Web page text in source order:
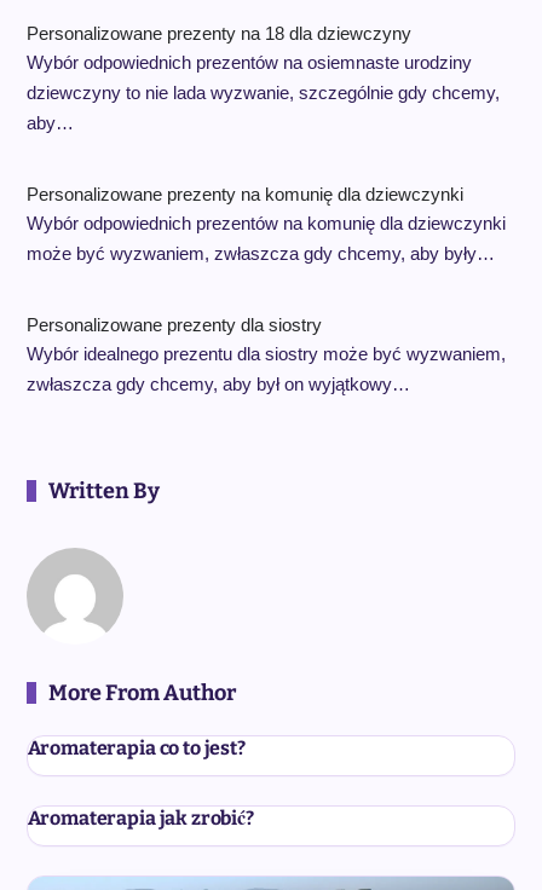
Personalizowane prezenty na 18 dla dziewczyny
Wybór odpowiednich prezentów na osiemnaste urodziny
dziewczyny to nie lada wyzwanie, szczególnie gdy chcemy,
aby…
Personalizowane prezenty na komunię dla dziewczynki
Wybór odpowiednich prezentów na komunię dla dziewczynki
może być wyzwaniem, zwłaszcza gdy chcemy, aby były…
Personalizowane prezenty dla siostry
Wybór idealnego prezentu dla siostry może być wyzwaniem,
zwłaszcza gdy chcemy, aby był on wyjątkowy…
Written By
More From Author
Aromaterapia co to jest?
Aromaterapia jak zrobić?